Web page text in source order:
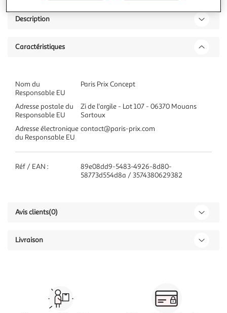
Description
Caractéristiques
Nom du
Responsable EU
Paris Prix Concept
Adresse postale du
Responsable EU
Zi de l'argile - Lot 107 - 06370 Mouans
Sartoux
Adresse électronique
du Responsable EU
contact@paris-prix.com
Réf / EAN :
89e08dd9-5483-4926-8d80-
58773d554d8a / 3574380629382
Avis clients(0)
Livraison